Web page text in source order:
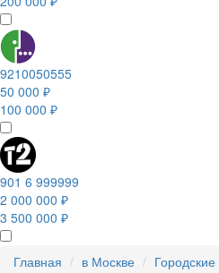
9210050555
50 000 ₽
100 000 ₽
901 6 999999
2 000 000 ₽
3 500 000 ₽
Главная в Москве Городские